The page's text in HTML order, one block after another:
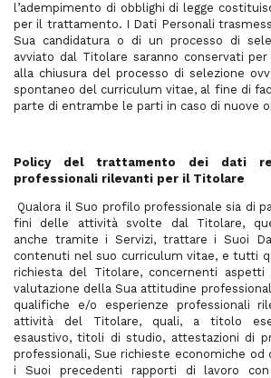
l’adempimento di obblighi di legge
per il trattamento. I Dati Personali
Sua candidatura o di un processo di
avviato dal Titolare saranno conservati
alla chiusura del processo di selezione
spontaneo del curriculum vitae, al fine di
parte di entrambe le parti in caso di nuove
Policy del trattamento dei dati
professionali rilevanti per il Titolare
Qualora il Suo profilo professionale sia di
fini delle attività svolte dal Titolare,
anche tramite i Servizi, trattare i Suoi
contenuti nel suo curriculum vitae, e tutti
richiesta del Titolare, concernenti
valutazione della Sua attitudine
qualifiche e/o esperienze professionali
attività del Titolare, quali, a titolo
esaustivo, titoli di studio, attestazioni di
professionali, Sue richieste economiche od
i Suoi precedenti rapporti di lavoro